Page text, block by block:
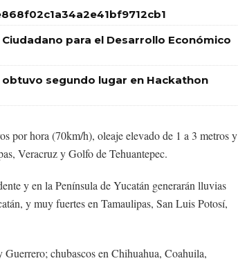
para el Desarrollo Económico
obtuvo segundo lugar en Hackathon
por hora (70km/h), oleaje elevado de 1 a 3 metros y
Veracruz y Golfo de Tehuantepec.
y en la Península de Yucatán generarán lluvias
y muy fuertes en Tamaulipas, San Luis Potosí,
chubascos en Chihuahua, Coahuila,